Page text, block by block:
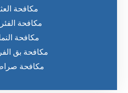
مكافحة
مكافحة
مكافحة
مكافحة بق
مكافحة